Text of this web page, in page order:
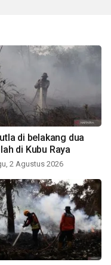
di belakang dua
di Kubu Raya
2 Agustus 2026